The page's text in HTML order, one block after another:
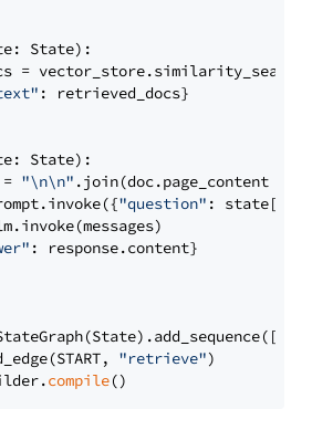
State):
=
: retrieved_docs}
State):
=
"\n\n" .join(doc.page_content
"question" : state[
: response.content}
"retrieve")
compile